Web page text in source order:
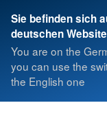
Sie befinden sich
deutschen Website
You are on the
you can use the
the English one